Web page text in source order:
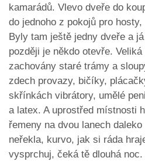
kamarádů. Vlevo dveře do
do jednoho z pokojů pro
Byly tam ještě jedny dveře a
později je někdo otevře.
zachovány staré trámy a
zdech provazy, bičíky,
skřínkách vibrátory, umělé
a latex. A uprostřed místnosti
řemeny na dvou lanech
neřekla, kurvo, jak si ráda
vysprchuj, čeká tě dlouhá